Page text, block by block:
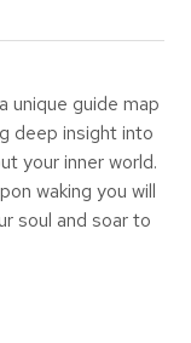
unique guide map
deep insight into
your inner world.
waking you will
soul and soar to